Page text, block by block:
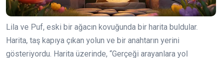
Lila ve Puf, eski bir ağacın kovuğunda bir harita buldular.
Harita, taş kapıya çıkan yolun ve bir anahtarın yerini
gösteriyordu. Harita üzerinde, “Gerçeği arayanlara yol